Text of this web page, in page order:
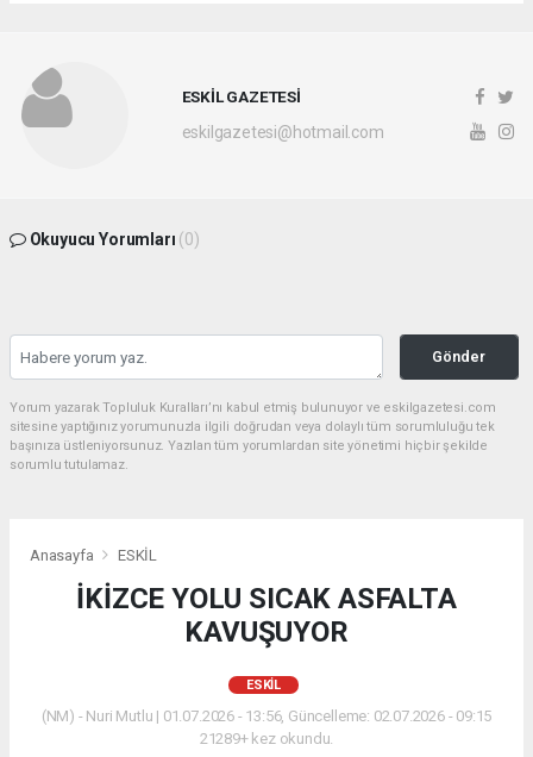
ESKİL GAZETESİ
eskilgazetesi@hotmail.com
Okuyucu Yorumları (0)
Gönder
Yorum yazarak Topluluk Kuralları’nı kabul etmiş bulunuyor ve eskilgazetesi.com
sitesine yaptığınız yorumunuzla ilgili doğrudan veya dolaylı tüm sorumluluğu tek
başınıza üstleniyorsunuz. Yazılan tüm yorumlardan site yönetimi hiçbir şekilde
sorumlu tutulamaz.
Anasayfa ESKİL
İKİZCE YOLU SICAK ASFALTA
KAVUŞUYOR
ESKİL
(NM) - Nuri Mutlu | 01.07.2026 - 13:56, Güncelleme: 02.07.2026 - 09:15
21289+ kez okundu.